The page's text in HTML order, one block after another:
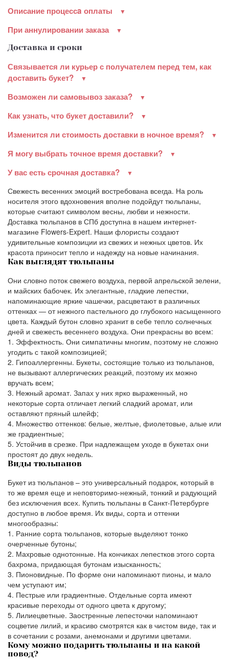
Описание процессa оплаты
При аннулировании заказа
Доставка и сроки
Связывается ли курьер с получателем перед тем, как
доставить букет?
Возможен ли самовывоз заказа?
Как узнать, что букет доставили?
Изменится ли стоимость доставки в ночное время?
Я могу выбрать точное время доставки?
У вас есть срочная доставка?
Свежесть весенних эмоций востребована всегда. На роль
носителя этого вдохновения вполне подойдут тюльпаны,
которые считают символом весны, любви и нежности.
Доставка тюльпанов в СПб доступна в нашем интернет-
магазине Flowers-Expert. Наши флористы создают
удивительные композиции из свежих и нежных цветов. Их
красота приносит тепло и надежду на новые начинания.
Как выглядят тюльпаны
Они словно поток свежего воздуха, первой апрельской зелени,
и майских бабочек. Их элегантные, гладкие лепестки,
напоминающие яркие чашечки, расцветают в различных
оттенках — от нежного пастельного до глубокого насыщенного
цвета. Каждый бутон словно хранит в себе тепло солнечных
дней и свежесть весеннего воздуха. Они прекрасны во всем:
Эффектность. Они симпатичны многим, поэтому не сложно
угодить с такой композицией;
Гипоаллергенны. Букеты, состоящие только из тюльпанов,
не вызывают аллергических реакций, поэтому их можно
вручать всем;
Нежный аромат. Запах у них ярко выраженный, но
некоторые сорта отличает легкий сладкий аромат, или
оставляют пряный шлейф;
Множество оттенков: белые, желтые, фиолетовые, алые или
же градиентные;
Устойчив в срезке. При надлежащем уходе в букетах они
простоят до двух недель.
Виды тюльпанов
Букет из тюльпанов – это универсальный подарок, который в
то же время еще и неповторимо-нежный, тонкий и радующий
без исключения всех. Купить тюльпаны в Санкт-Петербурге
доступно в любое время. Их виды, сорта и оттенки
многообразны:
Ранние сорта тюльпанов, которые выделяют тонко
очерченные бутоны;
Махровые однотонные. На кончиках лепестков этого сорта
бахрома, придающая бутонам изысканность;
Пионовидные. По форме они напоминают пионы, и мало
чем уступают им;
Пестрые или градиентные. Отдельные сорта имеют
красивые переходы от одного цвета к другому;
Лилиецветные. Заостренные лепесточки напоминают
соцветие лилий, и красиво смотрятся как в чистом виде, так и
в сочетании с розами, анемонами и другими цветами.
Кому можно подарить тюльпаны и на какой
повод?